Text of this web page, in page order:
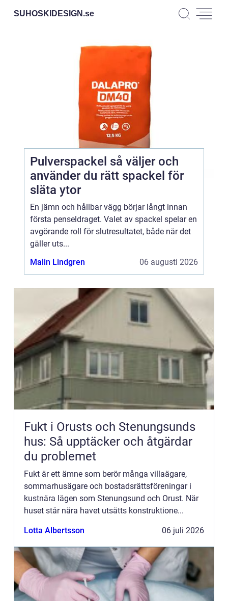
SUHOSKIDESIGN.se
Pulverspackel så väljer och
använder du rätt spackel för
släta ytor
En jämn och hållbar vägg börjar långt innan
första penseldraget. Valet av spackel spelar en
avgörande roll för slutresultatet, både när det
gäller uts...
Malin Lindgren
06 augusti 2026
Fukt i Orusts och Stenungsunds
hus: Så upptäcker och åtgärdar
du problemet
Fukt är ett ämne som berör många villaägare,
sommarhusägare och bostadsrättsföreningar i
kustnära lägen som Stenungsund och Orust. När
huset står nära havet utsätts konstruktione...
Lotta Albertsson 06 juli 2026